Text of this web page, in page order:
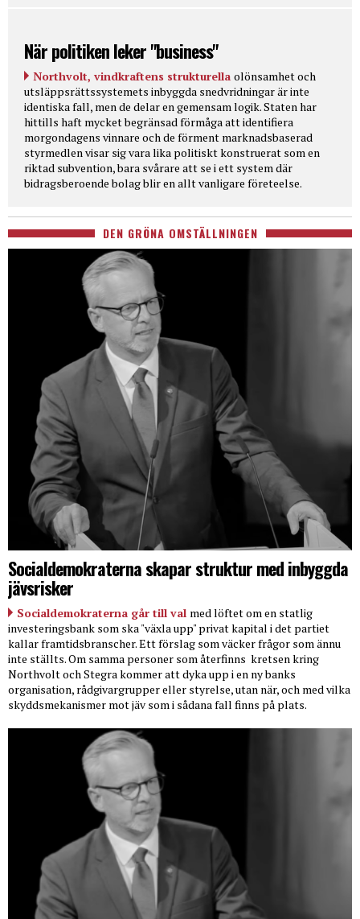
När politiken leker "business"
Northvolt, vindkraftens strukturella olönsamhet och
utsläppsrättssystemets inbyggda snedvridningar är inte
identiska fall, men de delar en gemensam logik. Staten har
hittills haft mycket begränsad förmåga att identifiera
morgondagens vinnare och de förment marknadsbaserad
styrmedlen visar sig vara lika politiskt konstruerat som en
riktad subvention, bara svårare att se i ett system där
bidragsberoende bolag blir en allt vanligare företeelse.
DEN GRÖNA OMSTÄLLNINGEN
Socialdemokraterna skapar struktur med inbyggda
jävsrisker
Socialdemokraterna går till val med löftet om en statlig
investeringsbank som ska "växla upp" privat kapital i det partiet
kallar framtidsbranscher. Ett förslag som väcker frågor som ännu
inte ställts. Om samma personer som återfinns kretsen kring
Northvolt och Stegra kommer att dyka upp i en ny banks
organisation, rådgivargrupper eller styrelse, utan när, och med vilka
skyddsmekanismer mot jäv som i sådana fall finns på plats.